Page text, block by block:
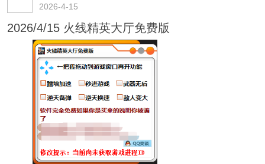
2026-4-15
2026/4/15 火线精英大厅免费版